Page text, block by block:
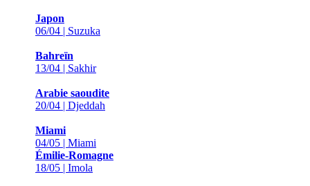
Japon
06/04 | Suzuka
Bahreïn
13/04 | Sakhir
Arabie saoudite
20/04 | Djeddah
Miami
04/05 | Miami
Émilie-Romagne
18/05 | Imola